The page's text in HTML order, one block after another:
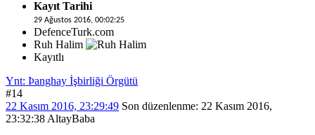
Kayıt Tarihi
29 Ağustos 2016, 00:02:25
DefenceTurk.com
Ruh Halim
Kayıtlı
Ynt: Þanghay İşbirliği Örgütü
#14
22 Kasım 2016, 23:29:49 Son düzenlenme: 22 Kasım 2016,
23:32:38 AltayBaba